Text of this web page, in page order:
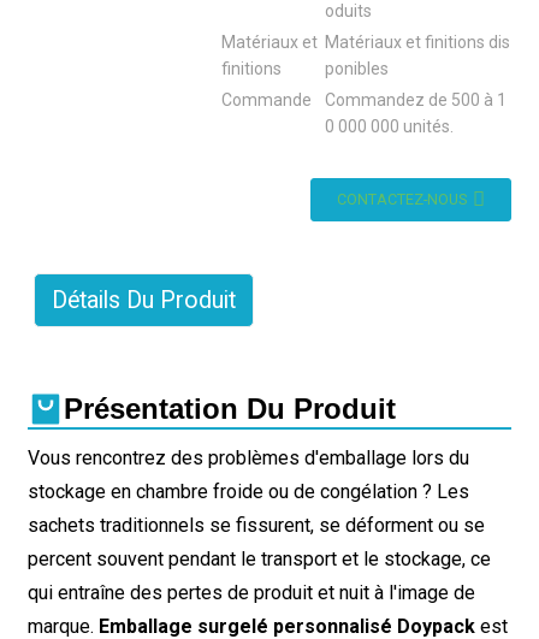
oduits
Matériaux et
finitions
Matériaux et finitions dis
ponibles
Commande
Commandez de 500 à 1
0 000 000 unités.
CONTACTEZ-NOUS
Détails Du Produit
Présentation Du Produit
Vous rencontrez des problèmes d'emballage lors du
stockage en chambre froide ou de congélation ? Les
sachets traditionnels se fissurent, se déforment ou se
percent souvent pendant le transport et le stockage, ce
qui entraîne des pertes de produit et nuit à l'image de
marque. Emballage surgelé personnalisé Doypackest